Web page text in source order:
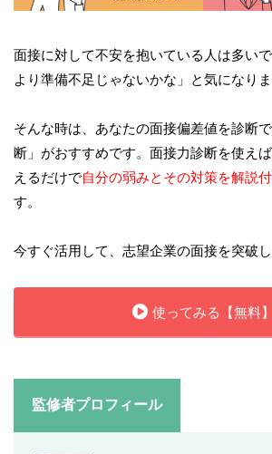
面接に対して不安を抱いている人は多い
より準備不足じゃないかな」と気になりま
そんな時は、あなたの面接偏差値を診断
断」がおすすめです。面接力診断を使え
えるだけで自分の弱みとその対策を解説
す。
今すぐ活用して、志望企業の面接を突破し
使ってみる【無料】
監修者プロフィール